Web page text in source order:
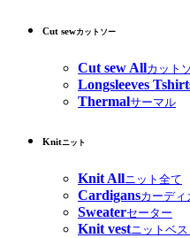
Cut sewカットソー
Cut sew Allカット
Longsleeves
Thermalサーマル
Knitニット
Knit Allニット全て
Cardigansカーディ
Sweaterセーター
Knit vestニットベス